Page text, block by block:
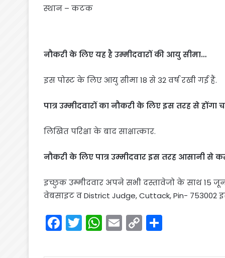
स्थान – कटक
नौकरी के लिए यह है उम्मीदवारों की आयु सीमा…
इस पोस्ट के लिए आयु सीमा 18 से 32 वर्ष रखी गई हैं.
पात्र उम्मीदवारों का नौकरी के लिए इस तरह से होंगा
लिखित परिक्षा के बाद साक्षात्कार.
नौकरी के लिए पात्र उम्मीदवार इस तरह आसानी
इच्छुक उम्मीदवार अपने सभी दस्तावेजो के साथ 15
वेबसाइट व District Judge, Cuttack, Pin-
F
a
T
w
W
h
E
m
C
o